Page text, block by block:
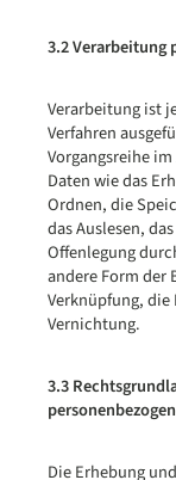
3.2 Verarbeitung
Verarbeitung ist
Verfahren
Vorgangsreihe
Daten wie das
Ordnen, die
das Auslesen,
Offenlegung
andere Form der
Verknüpfung, die
Vernichtung.
3.3
Die Erhebung